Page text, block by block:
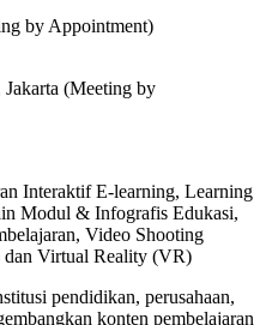
by Appointment)
(Meeting by
Interaktif E-learning, Learning
Modul & Infografis Edukasi,
Video Shooting
Virtual Reality (VR)
pendidikan, perusahaan,
konten pembelajaran